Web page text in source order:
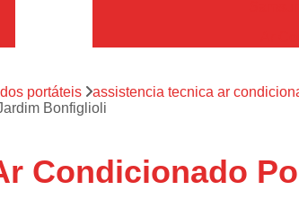
portáteis
assistencia tecnica ar
Bonfiglioli
Condicionado